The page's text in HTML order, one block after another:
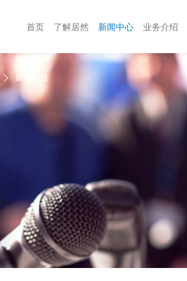
首页 了解居然 新闻中心 业务介绍
媒体报道